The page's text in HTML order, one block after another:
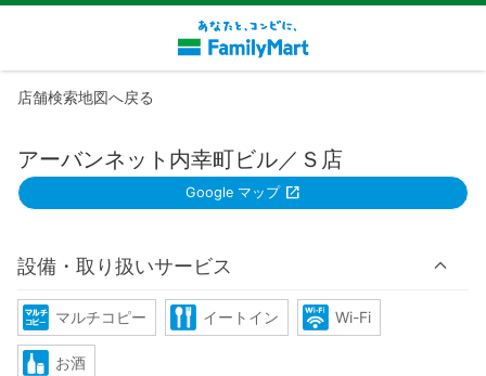
店舗検索地図へ戻る
アーバンネット内幸町ビル／Ｓ店
Google マップ
設備・取り扱いサービス
マルチコピー イートイン Wi-Fi
お酒